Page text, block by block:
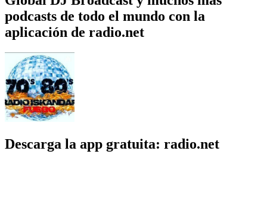
podcasts de todo el mundo con la
aplicación de radio.net
Descarga la app gratuita: radio.net